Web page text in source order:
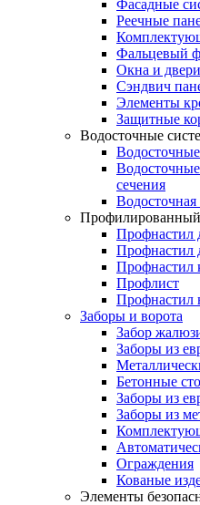
Фасадные
Реечные
Фальцевый
Окна и двери
Сэндвич
Элементы
Защитные
Водосточные
сечения
Профнастил
Профнастил
Профнастил
Профлист
Профнастил
Заборы и ворота
Забор
Заборы из
Бетонные
Заборы из
Заборы из
Ограждения
Кованые
Элементы